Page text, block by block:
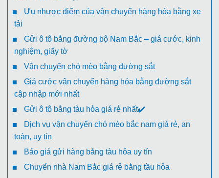
Ưu nhược điểm của vận chuyển hàng hóa bằng xe
tải
Gửi ô tô bằng đường bộ Nam Bắc – giá cước, kinh
nghiệm, giấy tờ
Vận chuyển chó mèo bằng đường sắt
Giá cước vận chuyển hàng hóa bằng đường sắt
cập nhập mới nhất
Gửi ô tô bằng tàu hỏa giá rẻ nhất✔️
Dịch vụ vận chuyển chó mèo bắc nam giá rẻ, an
toàn, uy tín
Báo giá gửi hàng bằng tàu hỏa uy tín
Chuyển nhà Nam Bắc giá rẻ bằng tầu hỏa